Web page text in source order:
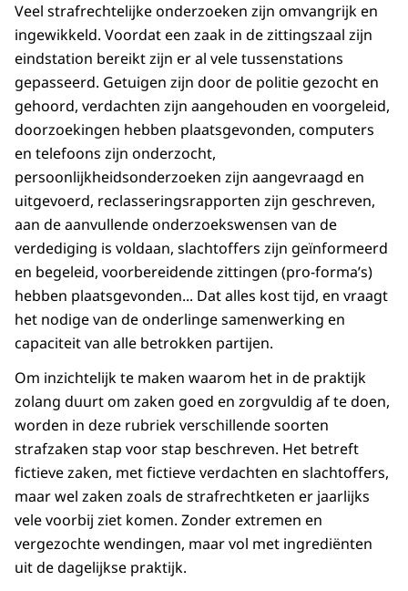
Veel strafrechtelijke onderzoeken zijn omvangrijk en
ingewikkeld. Voordat een zaak in de zittingszaal zijn
eindstation bereikt zijn er al vele tussenstations
gepasseerd. Getuigen zijn door de politie gezocht en
gehoord, verdachten zijn aangehouden en voorgeleid,
doorzoekingen hebben plaatsgevonden, computers
en telefoons zijn onderzocht,
persoonlijkheidsonderzoeken zijn aangevraagd en
uitgevoerd, reclasseringsrapporten zijn geschreven,
aan de aanvullende onderzoekswensen van de
verdediging is voldaan, slachtoffers zijn geïnformeerd
en begeleid, voorbereidende zittingen (pro-forma’s)
hebben plaatsgevonden... Dat alles kost tijd, en vraagt
het nodige van de onderlinge samenwerking en
capaciteit van alle betrokken partijen.
Om inzichtelijk te maken waarom het in de praktijk
zolang duurt om zaken goed en zorgvuldig af te doen,
worden in deze rubriek verschillende soorten
strafzaken stap voor stap beschreven. Het betreft
fictieve zaken, met fictieve verdachten en slachtoffers,
maar wel zaken zoals de strafrechtketen er jaarlijks
vele voorbij ziet komen. Zonder extremen en
vergezochte wendingen, maar vol met ingrediënten
uit de dagelijkse praktijk.